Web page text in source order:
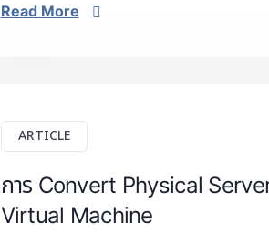
Read More
ARTICLE
การ Convert Physical
Virtual Machine